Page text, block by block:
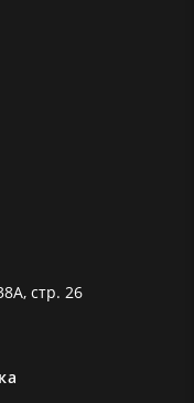
стр. 26